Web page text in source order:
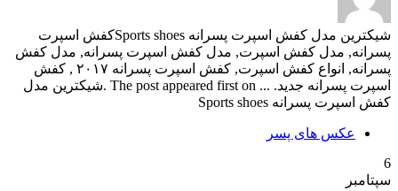
شیکترین مدل کفش اسپرت پسرانه Sports shoesکفش اسپرت
پسرانه, مدل کفش اسپرت, مدل کفش اسپرت پسرانه, مدل کفش
پسرانه, انواع کفش اسپرت, کفش اسپرت پسرانه ۲۰۱۷ , کفش
اسپرت پسرانه جدید. ... The post appeared first on .شیکترین مدل
کفش اسپرت پسرانه Sports shoes
عکس های پسر
6
سپتامبر